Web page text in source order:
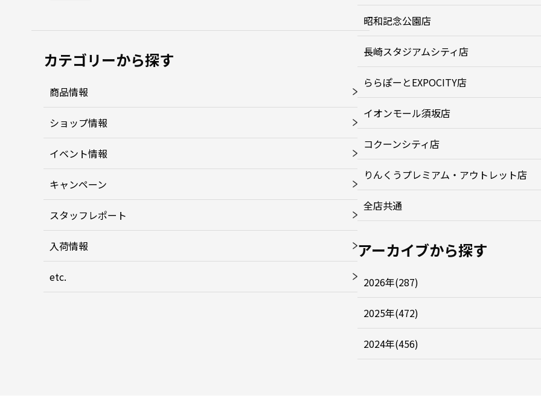
カテゴリーから探す
商品情報
ショップ情報
イベント情報
キャンペーン
スタッフレポート
入荷情報
etc.
昭和記念公園店
長崎スタジアムシティ店
ららぽーとEXPOCITY店
イオンモール須坂店
コクーンシティ店
りんくうプレミアム・アウトレット店
全店共通
アーカイブから探す
2026年(287)
2025年(472)
2024年(456)